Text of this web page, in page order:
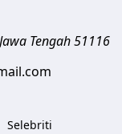
Jawa Tengah51116
Selebriti